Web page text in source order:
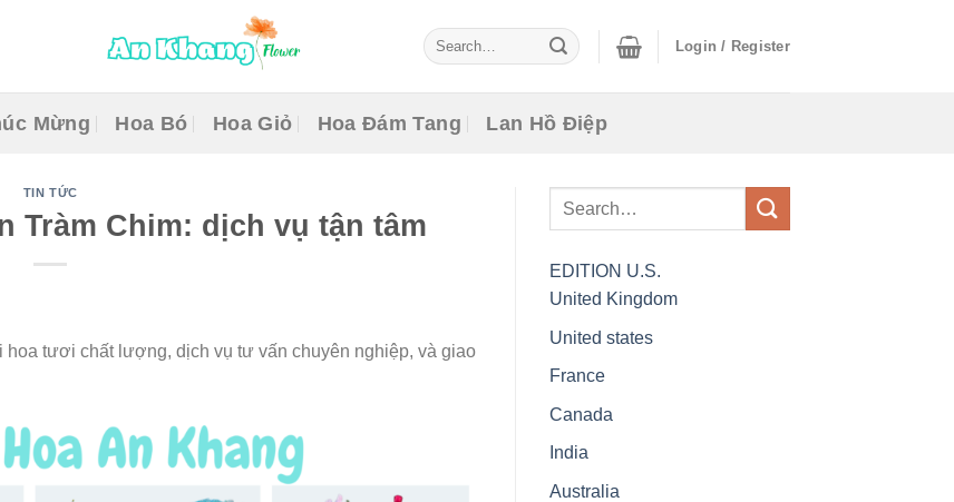
Search
for:
Login / Register
Mừng Hoa Bó Hoa Giỏ Hoa Đám Tang Lan Hồ Điệp
TIN TỨC
Tràm Chim: dịch vụ tận tâm
tươi chất lượng, dịch vụ tư vấn chuyên nghiệp, và giao
EDITION U.S.
United Kingdom
United states
France
Canada
India
Australia